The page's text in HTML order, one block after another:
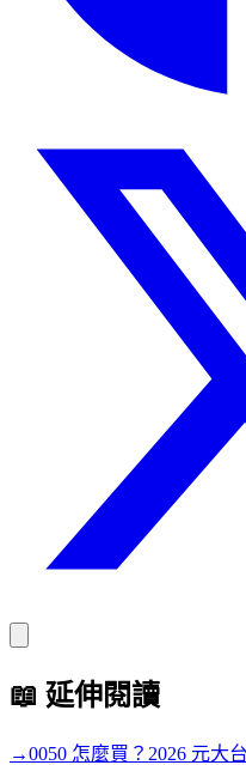
📖 延伸閱讀
→0050 怎麼買？2026 元大